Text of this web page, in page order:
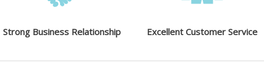
Strong Business Relationship Excellent Customer Service